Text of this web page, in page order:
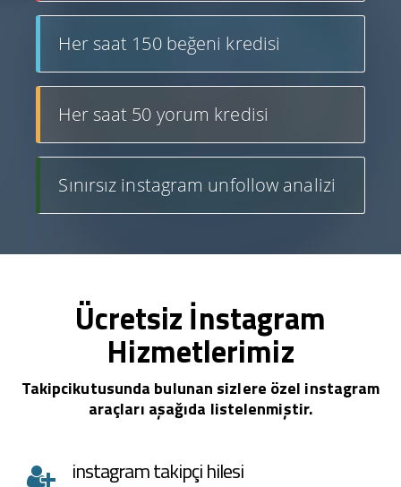
Her saat 150 beğeni kredisi
Her saat 50 yorum kredisi
Sınırsız instagram unfollow analizi
Ücretsiz İnstagram
Hizmetlerimiz
Takipcikutusunda bulunan sizlere özel instagram
araçları aşağıda listelenmiştir.
instagram takipçi hilesi